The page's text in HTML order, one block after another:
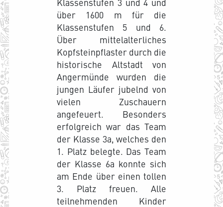
über 1600 m für die
Klassenstufen 5 und 6.
Über mittelalterliches
Kopfsteinpflaster durch die
historische Altstadt von
Angermünde wurden die
jungen Läufer jubelnd von
vielen Zuschauern
angefeuert. Besonders
erfolgreich war das Team
der Klasse 3a, welches den
1. Platz belegte. Das Team
der Klasse 6a konnte sich
am Ende über einen tollen
3. Platz freuen. Alle
teilnehmenden Kinder